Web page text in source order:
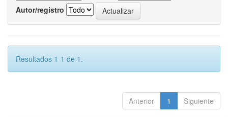
Autor/registro
Resultados 1-1 de 1.
Anterior 1 Siguiente